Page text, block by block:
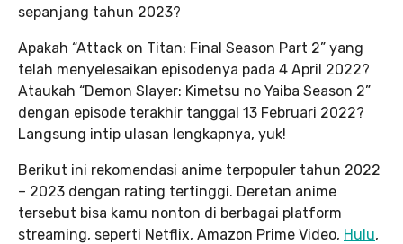
sepanjang tahun 2023?
Apakah “Attack on Titan: Final Season Part 2” yang
telah menyelesaikan episodenya pada 4 April 2022?
Ataukah “Demon Slayer: Kimetsu no Yaiba Season 2”
dengan episode terakhir tanggal 13 Februari 2022?
Langsung intip ulasan lengkapnya, yuk!
Berikut ini rekomendasi anime terpopuler tahun 2022
– 2023 dengan rating tertinggi. Deretan anime
tersebut bisa kamu nonton di berbagai platform
streaming, seperti Netflix, Amazon Prime Video, Hulu,